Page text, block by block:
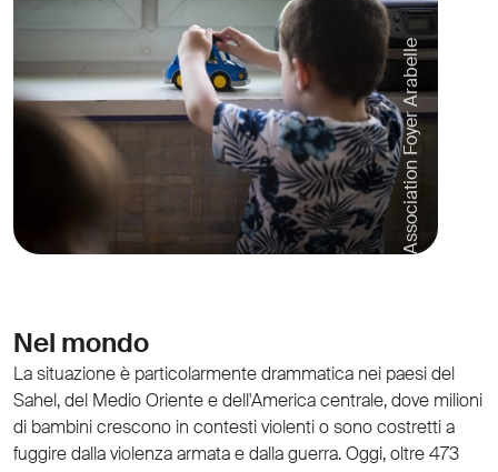
Association Foyer Arabelle
Nel mondo
La situazione è particolarmente drammatica nei paesi del
Sahel, del Medio Oriente e dell'America centrale, dove milioni
di bambini crescono in contesti violenti o sono costretti a
fuggire dalla violenza armata e dalla guerra. Oggi, oltre 473